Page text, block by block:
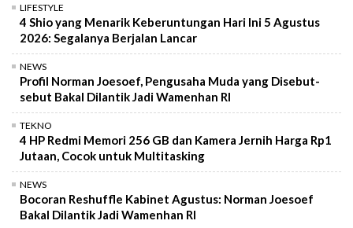
LIFESTYLE
4 Shio yang Menarik Keberuntungan Hari Ini 5 Agustus
2026: Segalanya Berjalan Lancar
NEWS
Profil Norman Joesoef, Pengusaha Muda yang Disebut-
sebut Bakal Dilantik Jadi Wamenhan RI
TEKNO
4 HP Redmi Memori 256 GB dan Kamera Jernih Harga Rp1
Jutaan, Cocok untuk Multitasking
NEWS
Bocoran Reshuffle Kabinet Agustus: Norman Joesoef
Bakal Dilantik Jadi Wamenhan RI